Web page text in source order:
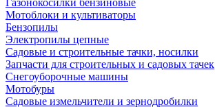
Газонокосилки бензиновые
Мотоблоки и культиваторы
Бензопилы
Электропилы цепные
Садовые и строительные тачки, носилки
Запчасти для строительных и садовых тачек
Снегоуборочные машины
Мотобуры
Садовые измельчители и зернодробилки